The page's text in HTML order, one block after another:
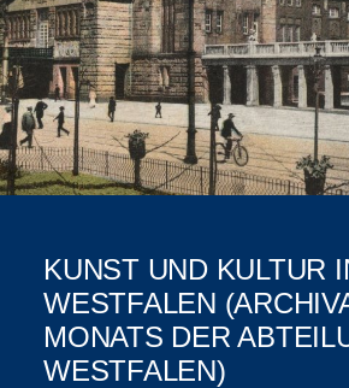
KUNST UND KULTUR
WESTFALEN
MONATS DER
WESTFALEN)